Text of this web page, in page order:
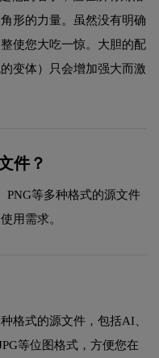
形的力量。虽然没有明确
使您大吃一惊。大胆的配
变体）只会增加强大而激
件？
PNG等多种格式的源文件
用需求。
格式的源文件，包括AI、
等位图格式，方便您在